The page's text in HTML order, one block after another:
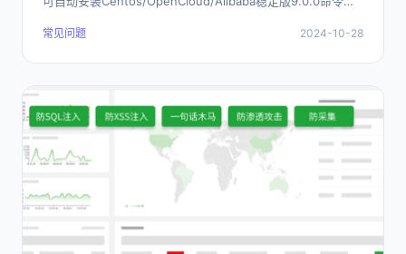
常见问题 2024-10-28